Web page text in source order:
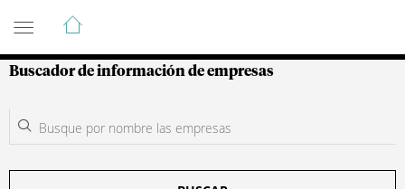
Guía de Empresas Colombianas
Buscador de información de empresas